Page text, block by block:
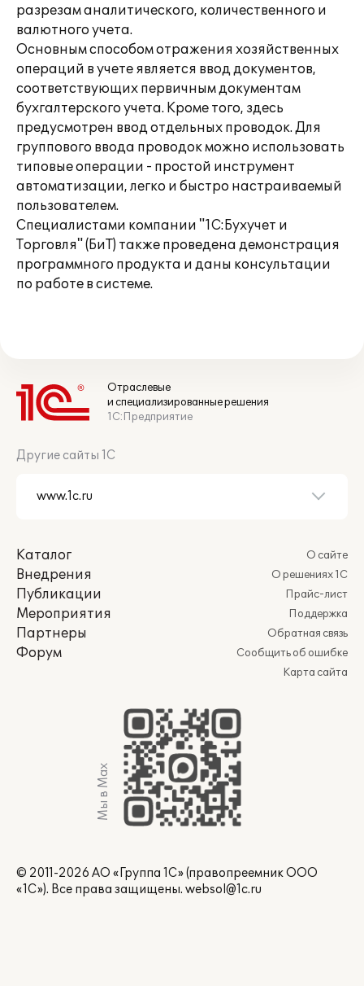
разрезам аналитического, количественного и
валютного учета.
Основным способом отражения хозяйственных
операций в учете является ввод документов,
соответствующих первичным документам
бухгалтерского учета. Кроме того, здесь
предусмотрен ввод отдельных проводок. Для
группового ввода проводок можно использовать
типовые операции - простой инструмент
автоматизации, легко и быстро настраиваемый
пользователем.
Специалистами компании "1С:Бухучет и
Торговля" (БиТ) также проведена демонстрация
программного продукта и даны консультации
по работе в системе.
Отраслевые
и специализированные решения
1С:Предприятие
Другие сайты 1С
Каталог
Внедрения
Публикации
Мероприятия
Партнеры
Форум
О сайте
О решениях 1С
Прайс-лист
Поддержка
Обратная связь
Сообщить об ошибке
Карта сайта
Мы в Max
© 2011-2026 АО «Группа 1С» (правопреемник ООО
«1С»). Все права защищены. websol@1c.ru